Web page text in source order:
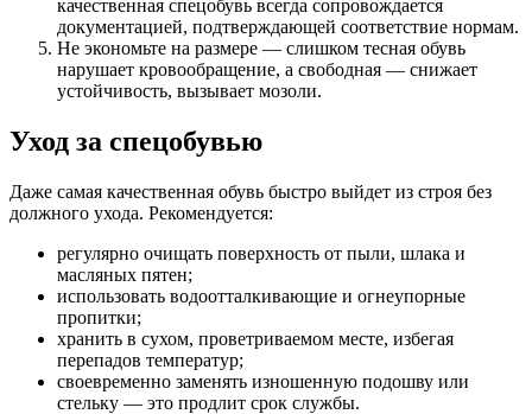
качественная спецобувь всегда сопровождается
документацией, подтверждающей соответствие нормам.
Не экономьте на размере — слишком тесная обувь
нарушает кровообращение, а свободная — снижает
устойчивость, вызывает мозоли.
Уход за спецобувью
Даже самая качественная обувь быстро выйдет из строя без
должного ухода. Рекомендуется:
регулярно очищать поверхность от пыли, шлака и
масляных пятен;
использовать водоотталкивающие и огнеупорные
пропитки;
хранить в сухом, проветриваемом месте, избегая
перепадов температур;
своевременно заменять изношенную подошву или
стельку — это продлит срок службы.